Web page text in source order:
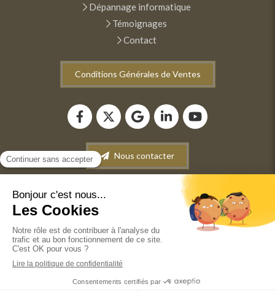
Dépannage informatique
Témoignages
Contact
Conditions Générales de Ventes
Nous contacter
Conditions générales de vente
©2022 ANM INFORMATIQUE - Dépannage-Maintenance
informatique. Vente de matériel informatique. Récupération
de données.